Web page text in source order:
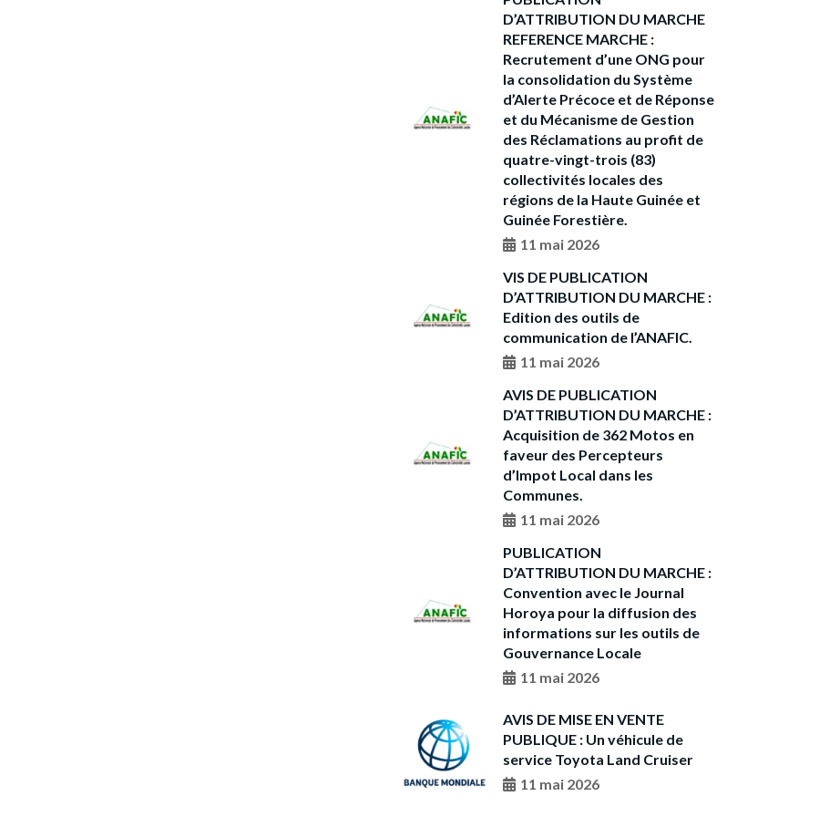
D’ATTRIBUTION DU MARCHE
REFERENCE MARCHE :
Recrutement d’une ONG pour
la consolidation du Système
d’Alerte Précoce et de Réponse
et du Mécanisme de Gestion
des Réclamations au profit de
quatre-vingt-trois (83)
collectivités locales des
régions de la Haute Guinée et
Guinée Forestière.
11 mai 2026
VIS DE PUBLICATION
D’ATTRIBUTION DU MARCHE :
Edition des outils de
communication de l’ANAFIC.
11 mai 2026
AVIS DE PUBLICATION
D’ATTRIBUTION DU MARCHE :
Acquisition de 362 Motos en
faveur des Percepteurs
d’Impot Local dans les
Communes.
11 mai 2026
PUBLICATION
D’ATTRIBUTION DU MARCHE :
Convention avec le Journal
Horoya pour la diffusion des
informations sur les outils de
Gouvernance Locale
11 mai 2026
AVIS DE MISE EN VENTE
PUBLIQUE : Un véhicule de
service Toyota Land Cruiser
11 mai 2026